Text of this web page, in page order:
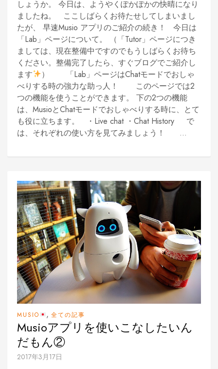
しょうか。 今日は、ようやくぽかぽかの快晴になり
ましたね。 ここしばらくお待たせしてしまいまし
たが、 早速Musio アプリのご紹介の続き！ 今日は
「Lab」ページについて。 （「Tutor」ページにつき
ましては、現在整備中ですのでもうしばらくお待ち
ください。整備完了したら、すぐブログでご紹介し
ます
） 「Lab」ページはChatモードでおしゃ
べりする時の強力な助っ人！ このページでは2
つの機能を使うことができます。 下の2つの機能
は、MusioとChatモードでおしゃべりする時に、とて
も役に立ちます。 ・Live chat ・Chat History で
は、それぞれの使い方を見てみましょう！ ...
MUSIO , 全ての記事
Musioアプリを使いこなしたいん
だもん②
2017年3月17日